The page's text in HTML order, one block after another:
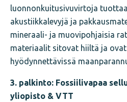
luonnonkuitusivuvirtoja
akustiikkalevyjä ja
mineraali- ja muovipohjaisia
materiaalit sitovat hiiltä ja
hyödynnettävissä
3. palkinto: Fossiilivapaa
yliopisto & VTT